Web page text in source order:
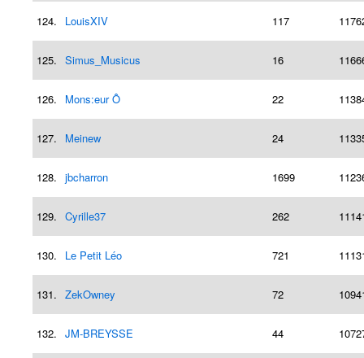
124. LouisXIV 117
125. Simus_Musicus 16
126. Mons:eur Ô 22
127. Meinew 24
128. jbcharron 1699
129. Cyrille37 262
130. Le Petit Léo 721
131. ZekOwney 72
132. JM-BREYSSE 44